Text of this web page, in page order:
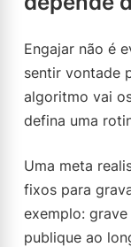
Engajar não é
sentir vontade
algoritmo vai
defina uma
Uma meta
fixos para
exemplo:
publique ao